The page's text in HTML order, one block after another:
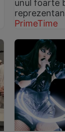
unul foarte
PrimeTime